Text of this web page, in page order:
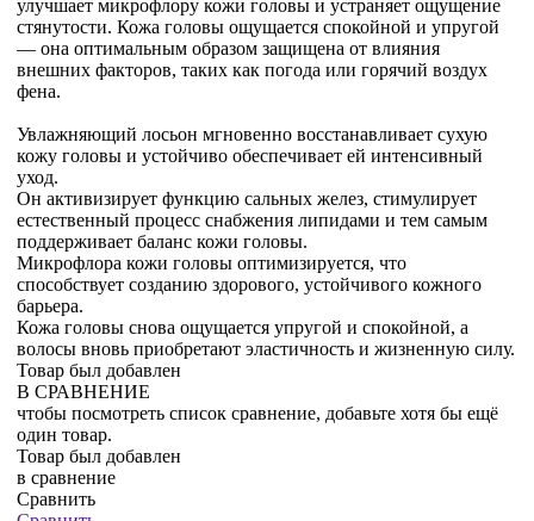
улучшает микрофлору кожи головы и устраняет ощущение
стянутости. Кожа головы ощущается спокойной и упругой
— она оптимальным образом защищена от влияния
внешних факторов, таких как погода или горячий воздух
фена.
Увлажняющий лосьон мгновенно восстанавливает сухую
кожу головы и устойчиво обеспечивает ей интенсивный
уход.
Он активизирует функцию сальных желез, стимулирует
естественный процесс снабжения липидами и тем самым
поддерживает баланс кожи головы.
Микрофлора кожи головы оптимизируется, что
способствует созданию здорового, устойчивого кожного
барьера.
Кожа головы снова ощущается упругой и спокойной, а
волосы вновь приобретают эластичность и жизненную силу.
Товар был добавлен
В СРАВНЕНИЕ
чтобы посмотреть список сравнение, добавьте хотя бы ещё
один товар.
Товар был добавлен
в сравнение
Сравнить